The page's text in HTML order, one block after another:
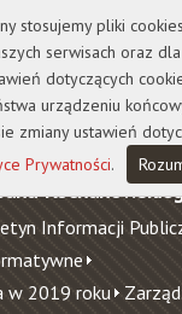
Biblioteka
Informacji
w 2019 roku
stosujemy pliki
serwisach oraz
dotyczących
urządzeniu
zmiany ustawień
Prywatności.